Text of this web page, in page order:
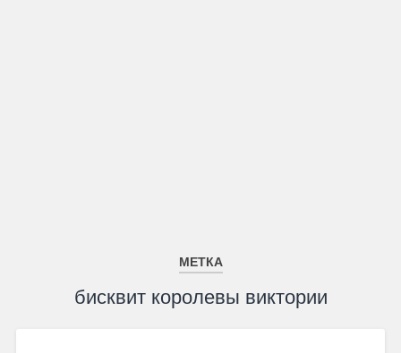
МЕТКА
бисквит королевы виктории